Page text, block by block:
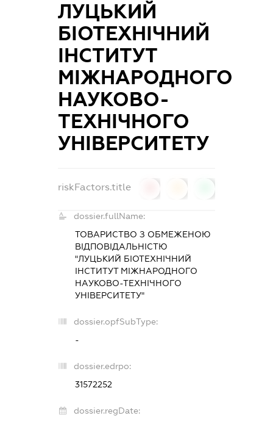
ЛУЦЬКИЙ
БІОТЕХНІЧНИЙ
ІНСТИТУТ
МІЖНАРОДНОГО
НАУКОВО-
ТЕХНІЧНОГО
УНІВЕРСИТЕТУ
riskFactors.title
dossier.fullName:
ТОВАРИСТВО З ОБМЕЖЕНОЮ
ВІДПОВІДАЛЬНІСТЮ
"ЛУЦЬКИЙ БІОТЕХНІЧНИЙ
ІНСТИТУТ МІЖНАРОДНОГО
НАУКОВО-ТЕХНІЧНОГО
УНІВЕРСИТЕТУ"
dossier.opfSubType:
-
dossier.edrpo:
31572252
dossier.regDate: